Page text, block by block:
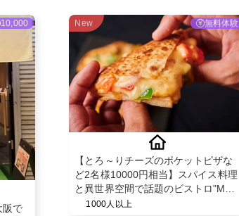
10,000
阪で
New 無料体験
【とろ～りチーズのポケットピザな
ど2名様10000円相当】スパイス料理
と異世界空間で話題のビストロ"MAD
CHEFs 池袋西口店"のディナー利用
1000人以上